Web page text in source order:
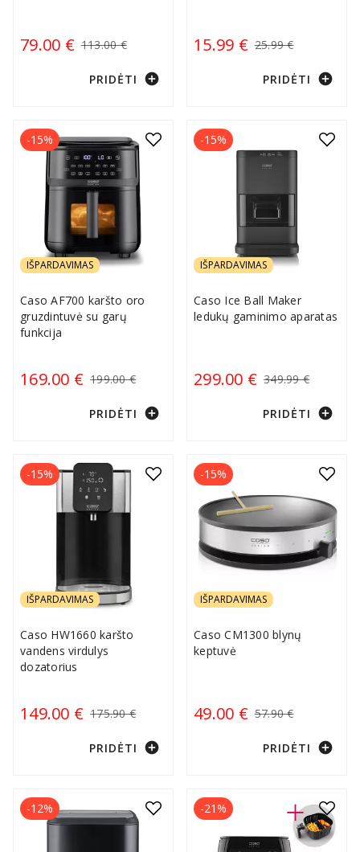
79.00 € 113.00 €
PRIDĖTI add_circle
15.99 € 25.99 €
PRIDĖTI add_circle
IŠPARDAVIMAS
Caso AF700 karšto oro
gruzdintuvė su garų
funkcija
169.00 € 199.00 €
-15%
PRIDĖTI add_circle
IŠPARDAVIMAS
Caso Ice Ball Maker
ledukų gaminimo aparatas
299.00 € 349.99 €
-15%
PRIDĖTI add_circle
IŠPARDAVIMAS
Caso HW1660 karšto
vandens virdulys
dozatorius
149.00 € 175.90 €
-15%
PRIDĖTI add_circle
IŠPARDAVIMAS
Caso CM1300 blynų
keptuvė
49.00 € 57.90 €
-15%
PRIDĖTI add_circle
-12% -21%